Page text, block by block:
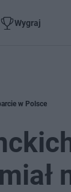
Wygraj
w Polsce